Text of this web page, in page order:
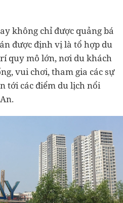
không chỉ được quảng bá
được định vị là tổ hợp du
quy mô lớn, nơi du khách
vui chơi, tham gia các sự
tới các điểm du lịch nổi